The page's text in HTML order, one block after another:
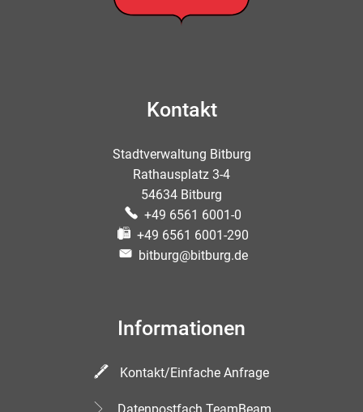
Kontakt
Stadtverwaltung Bitburg
Rathausplatz 3-4
54634 Bitburg
+49 6561 6001-0
+49 6561 6001-290
bitburg@bitburg.de
Informationen
Kontakt/Einfache Anfrage
Datenpostfach TeamBeam